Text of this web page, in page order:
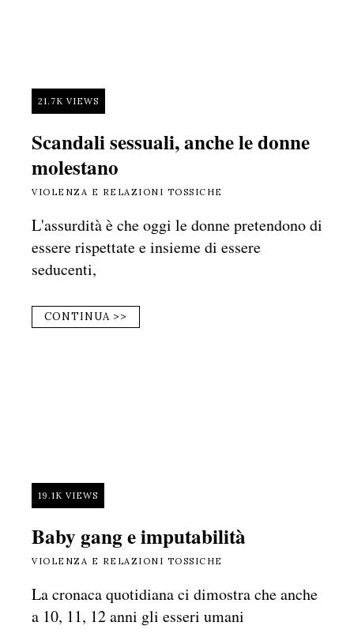
21.7K VIEWS
Scandali sessuali, anche le donne
molestano
VIOLENZA E RELAZIONI TOSSICHE
L'assurdità è che oggi le donne pretendono di
essere rispettate e insieme di essere
seducenti,
CONTINUA >>
19.1K VIEWS
Baby gang e imputabilità
VIOLENZA E RELAZIONI TOSSICHE
La cronaca quotidiana ci dimostra che anche
a 10, 11, 12 anni gli esseri umani